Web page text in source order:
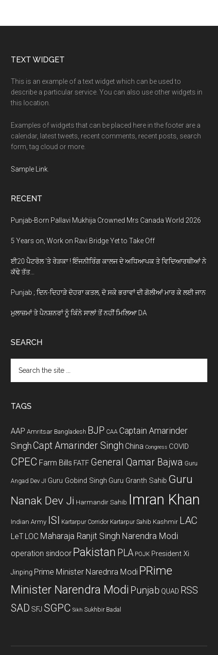
Footer
TEXT WIDGET
This is an example of a text widget which can be used to
describe a particular service. You can also use other widgets in
this location.
Examples of widgets that can be placed here in the footer are a
calendar, latest tweets, recent comments, recent posts, search
form, tag cloud or more.
Sample Link
RECENT
Punjab-Born Pallavi Mukhija Crowned Mrs Canada World 2026
5 Years on, Work on Ravi Bridge Yet to Take Off
ਈ20 ਪੈਟਰੋਲ ‘ਤੇ ਰੇੜਕਾ ! ਇੰਜਨੀਰਿੰਗ ਕਾਲਜ ਦੇ ਅਧਿਆਪਕ ਤੇ ਵਿਦਿਆਰਥੀਆਂ ਨੇ
ਕੱਢੇ ਤੱਤ…
Punjab ; ਦਿਨ-ਦਿਹਾੜੇ ਦੋਹਰਾ ਕਤਲ, ਦੋ ਸਕੇ ਭਰਾਵਾਂ ਦੀ ਗੋਲੀਆਂ ਮਾਰ ਕੇ ਲਈ ਜਾਨ
ਮੁਲਾਜ਼ਮਾਂ ਤੇ ਪੈਨਸ਼ਨਰਾਂ ਨੂੰ ਕਿੰਨੇ ਸਾਲਾਂ ਤੋਂ ਨਹੀਂ ਮਿਲਿਆ DA
SEARCH
the
TAGS
AAP Amritsar Bangladesh BJP CAA Captain Amarinder
Singh Capt Amarinder Singh China Congress COVID
CPEC Farm Bills FATF General Qamar Bajwa Guru
Angad Dev JI Guru Gobind Singh Guru Granth Sahib Guru
Nanak Dev Ji Harmandir Sahib Imran Khan
Indian Army ISI Kartarpur Corridor Kartarpur Sahib Kashmir LAC
LeT LOC Maharaja Ranjit Singh Narendra Modi
operation sindoor Pakistan PLA POJK President Xi
Jinping Prime Minister Narednra Modi PRime
Minister Narendra Modi Punjab QUAD RSS
SAD SFJ SGPC Sikh Sukhbir Badal